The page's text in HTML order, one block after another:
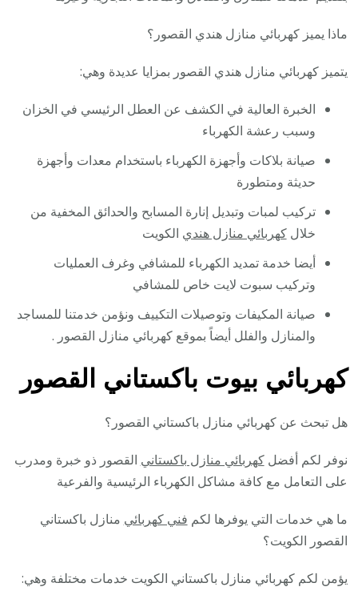
ماذا يميز كهربائي منازل هندي القصور؟
يتميز كهربائي منازل هندي القصور بمزايا عديدة وهي:
الخبرة العالية في الكشف عن العطل الرئيسي في الخزان
وسبب رعشة الكهرباء
صيانة بلاكات وأجهزة الكهرباء باستخدام معدات وأجهزة
حديثة ومتطورة
تركيب لمبات وتبديل إنارة المسابح والحدائق المخفية من
خلالكهربائي منازل هندي الكويت
أيضا خدمة تمديد الكهرباء للمشافي وغرف العمليات
وتركيب سبوت لايت خاص للمشافي
صيانة المكيفات وتوصيلات التكييف ونؤمن خدمتنا للمساجد
والمنازل والفلل أيضاً بموقع كهربائي منازل القصور .
كهربائي بيوت باكستاني القصور
هل تبحث عن كهربائي منازل باكستاني القصور؟
نوفر لكم أفضلكهربائي منازل باكستاني القصور ذو خبرة ومدرب
على التعامل مع كافة مشاكل الكهرباء الرئيسية والفرعية
ما هي خدمات التي يوفرها لكم فني كهربائي منازل باكستاني
القصور الكويت؟
يؤمن لكم كهربائي منازل باكستاني الكويت خدمات مختلفة وهي: